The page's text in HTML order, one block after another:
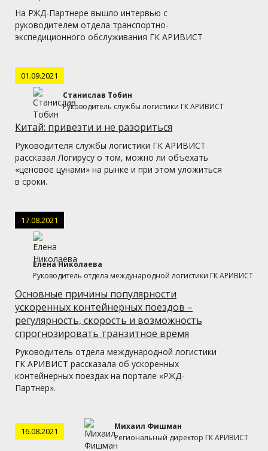
На РЖД-Партнере вышло интервью с
руководителем отдела транспортно-
экспедиционного обслуживания ГК АРИВИСТ
01.09.2021
Станислав Тобин
Руководитель службы логистики ГК АРИВИСТ
Китай: привезти и не разориться
Руководителя службы логистики ГК АРИВИСТ
рассказал Логирусу о том, можно ли объехать
«ценовое цунами» на рынке и при этом уложиться
в сроки.
17.08.2021
Елена Николаева
Руководитель отдела международной логистики ГК АРИВИСТ
Основные причины популярности
ускоренных контейнерных поездов –
регулярность, скорость и возможность
спрогнозировать транзитное время
Руководитель отдела международной логистики
ГК АРИВИСТ рассказала об ускоренных
контейнерных поездах на портале «РЖД-
Партнер».
16.08.2021
Михаил Фишман
Региональный директор ГК АРИВИСТ